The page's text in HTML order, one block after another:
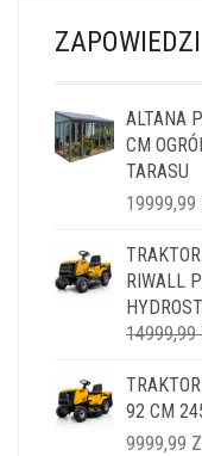
ZAPOWIEDZI
ALTANA
CM
TARASU
19999,99
RIWALL
14999,99
92 CM
9999,99